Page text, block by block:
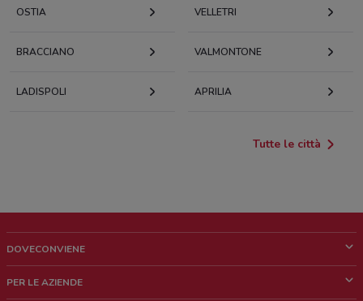
OSTIA VELLETRI
BRACCIANO VALMONTONE
LADISPOLI APRILIA
Tutte le città
DOVECONVIENE
PER LE AZIENDE